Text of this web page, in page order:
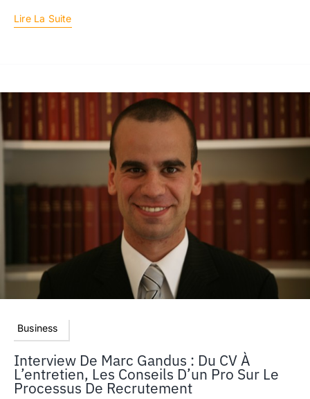
Lire La Suite
Business
Interview De Marc Gandus : Du CV À
L’entretien, Les Conseils D’un Pro Sur Le
Processus De Recrutement